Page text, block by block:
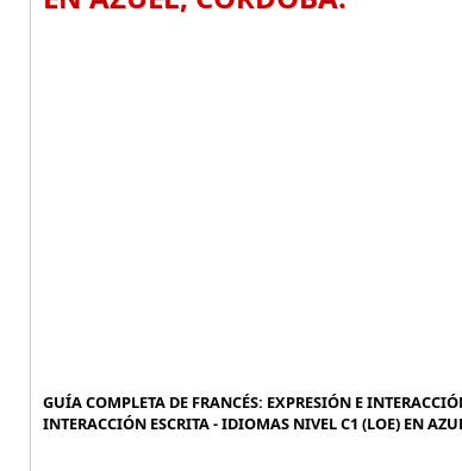
GUÍA COMPLETA DE FRANCÉS: EXPRESIÓN E
INTERACCIÓN ESCRITA - IDIOMAS NIVEL C1 (LOE) EN